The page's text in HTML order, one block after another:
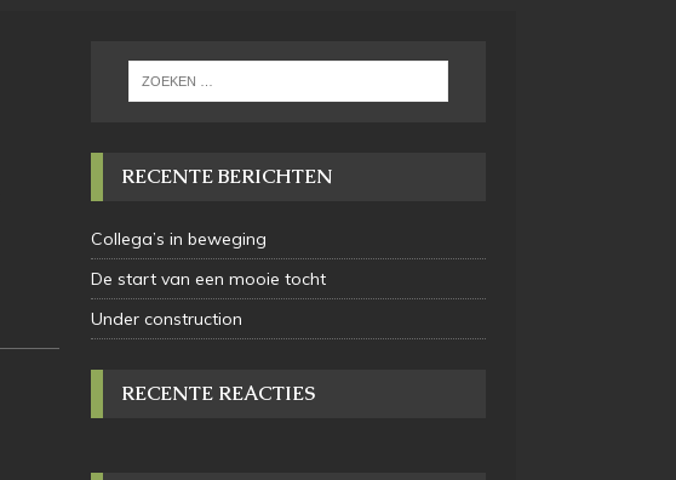
RECENTE BERICHTEN
Collega’s in beweging
De start van een mooie tocht
Under construction
RECENTE REACTIES